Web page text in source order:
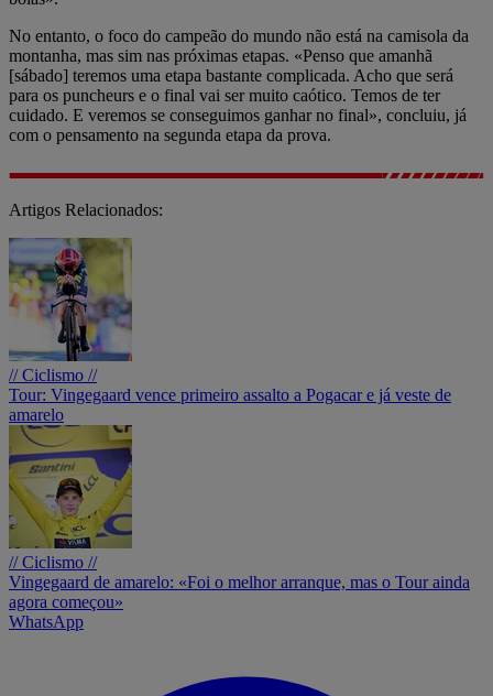
No entanto, o foco do campeão do mundo não está na camisola da
montanha, mas sim nas próximas etapas. «Penso que amanhã
[sábado] teremos uma etapa bastante complicada. Acho que será
para os puncheurs e o final vai ser muito caótico. Temos de ter
cuidado. E veremos se conseguimos ganhar no final», concluiu, já
com o pensamento na segunda etapa da prova.
Artigos Relacionados:
// Ciclismo //
Tour: Vingegaard vence primeiro assalto a Pogacar e já veste de
amarelo
// Ciclismo //
Vingegaard de amarelo: «Foi o melhor arranque, mas o Tour ainda
agora começou»
WhatsApp